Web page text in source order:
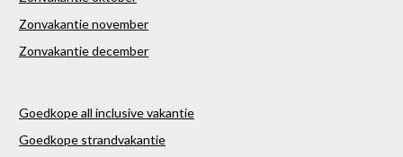
Zonvakantie november
Zonvakantie december
Goedkope all inclusive vakantie
Goedkope strandvakantie